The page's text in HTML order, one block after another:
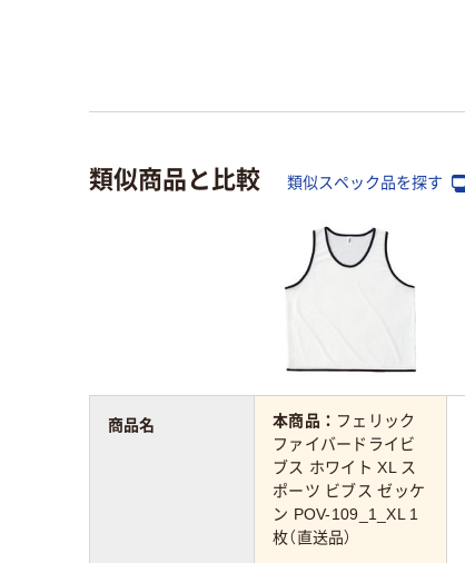
類似商品と比較 類似スペック品を探す
本商品： フェリック
ファイバードライビ
ブス ホワイト XL ス
ポーツ ビブス ゼッケ
ン POV-109_1_XL 1
枚（直送品）
商品名